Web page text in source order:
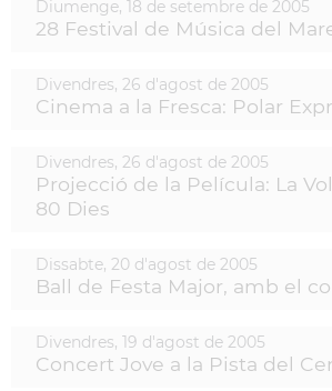
Diumenge, 18 de setembre de 2005
28 Festival de Música del
Divendres, 26 d'agost de 2005
Cinema a la Fresca: Polar
Divendres, 26 d'agost de 2005
Projecció de la Película: La
80 Dies
Dissabte, 20 d'agost de 2005
Ball de Festa Major, amb el
Divendres, 19 d'agost de 2005
Concert Jove a la Pista del